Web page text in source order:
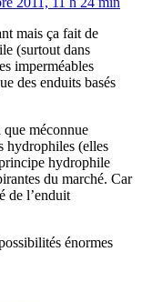
mais ça fait de
(surtout dans
imperméables
des enduits basés
méconnue
hydrophiles (elles
hydrophile
du marché. Car
de l’enduit
énormes